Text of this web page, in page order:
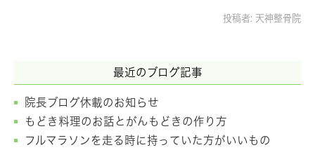
投稿者: 天神整骨院
最近のブログ記事
院長ブログ休載のお知らせ
もどき料理のお話とがんもどきの作り方
フルマラソンを走る時に持っていた方がいいもの